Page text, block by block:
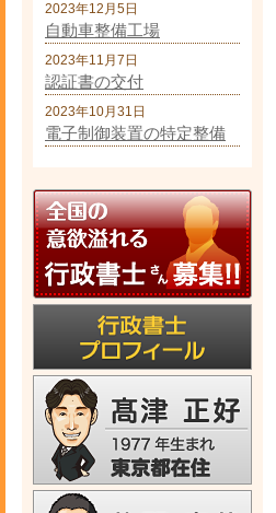
2023年12月5日
自動車整備工場
2023年11月7日
認証書の交付
2023年10月31日
電子制御装置の特定整備